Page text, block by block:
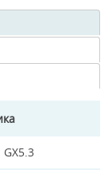
GX5.3